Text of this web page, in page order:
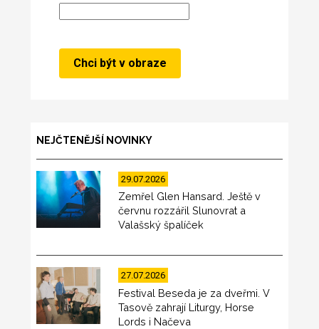
NEJČTENĚJŠÍ NOVINKY
29.07.2026
Zemřel Glen Hansard. Ještě v
červnu rozzářil Slunovrat a
Valašský špalíček
27.07.2026
Festival Beseda je za dveřmi. V
Tasově zahrají Liturgy, Horse
Lords i Načeva